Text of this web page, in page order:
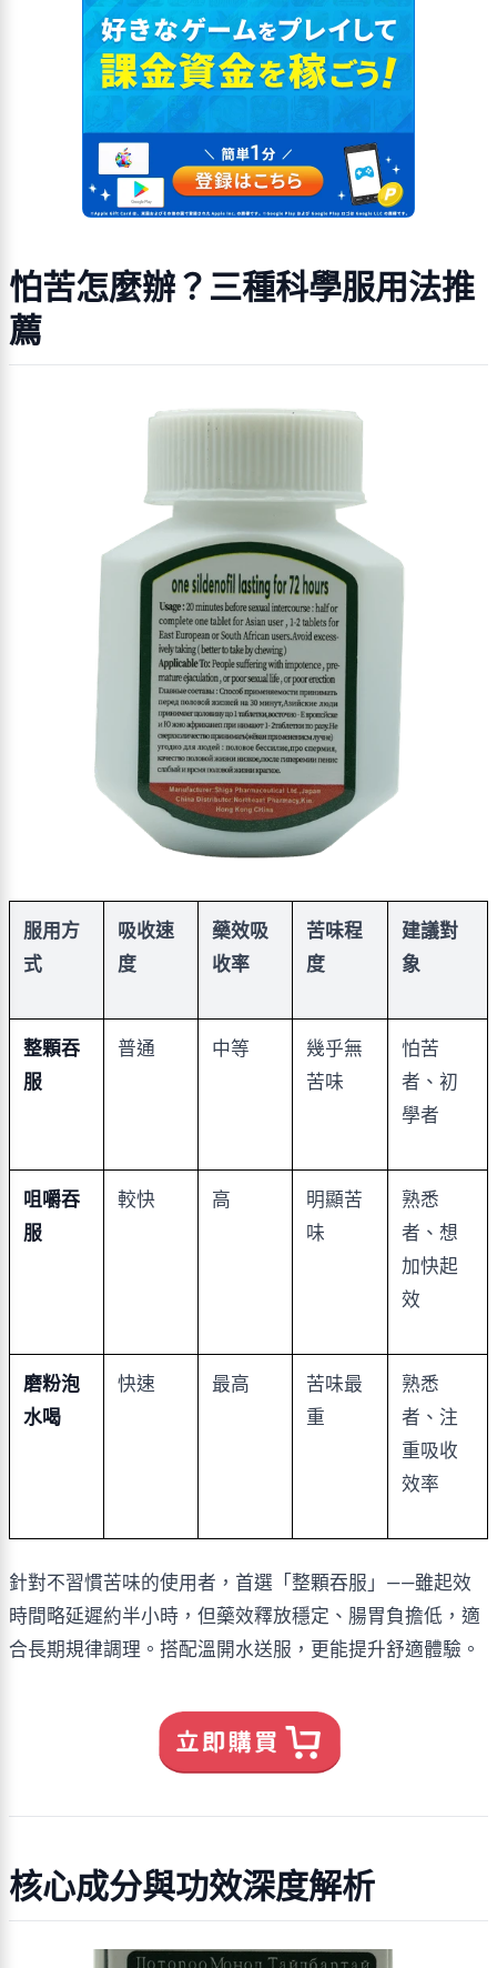
怕苦怎麼辦？三種科學服用法推
薦
服用方
式
吸收速
度
藥效吸
收率
苦味程
度
建議對
象
整顆吞
服
普通 中等
幾乎無
苦味
怕苦
者、初
學者
咀嚼吞
服
較快 高
明顯苦
味
熟悉
者、想
加快起
效
磨粉泡
水喝
快速 最高
苦味最
重
熟悉
者、注
重吸收
效率
針對不習慣苦味的使用者，首選「整顆吞服」——雖起效
時間略延遲約半小時，但藥效釋放穩定、腸胃負擔低，適
合長期規律調理。搭配溫開水送服，更能提升舒適體驗。
核心成分與功效深度解析